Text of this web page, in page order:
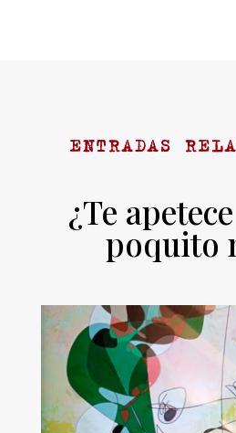
ENTRADAS
¿Te
poquito